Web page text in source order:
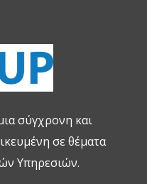
σύγχρονη και
σε θέματα
Υπηρεσιών.